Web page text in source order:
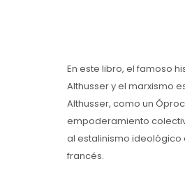
En este libro, el famoso
Althusser y el marxismo
Althusser, como un
empoderamiento
al estalinismo ideológico
francés.